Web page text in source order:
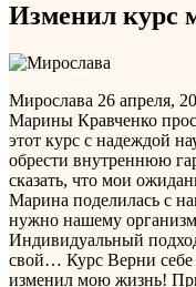
Изменил курс
Мирослава 26 апреля,
Марины Кравченко
этот курс с надеждой
обрести внутреннюю
сказать, что мои
Марина поделилась с
нужно нашему
Индивидуальный
свой… Курс Верни
изменил мою жизнь!